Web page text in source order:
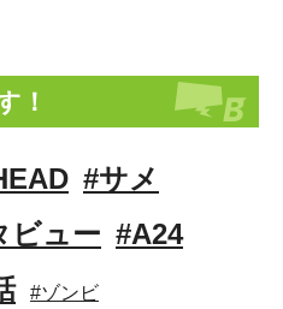
！
#サメ
ビュー #A24
#ゾンビ